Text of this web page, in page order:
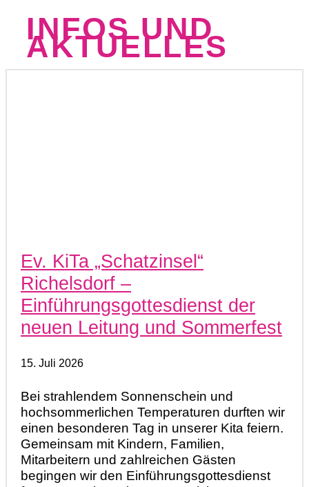
INFOS UND
AKTUELLES
Ev. KiTa „Schatzinsel“
Richelsdorf –
Einführungsgottesdienst der
neuen Leitung und Sommerfest
15. Juli 2026
Bei strahlendem Sonnenschein und
hochsommerlichen Temperaturen durften wir
einen besonderen Tag in unserer Kita feiern.
Gemeinsam mit Kindern, Familien,
Mitarbeitern und zahlreichen Gästen
begingen wir den Einführungsgottesdienst